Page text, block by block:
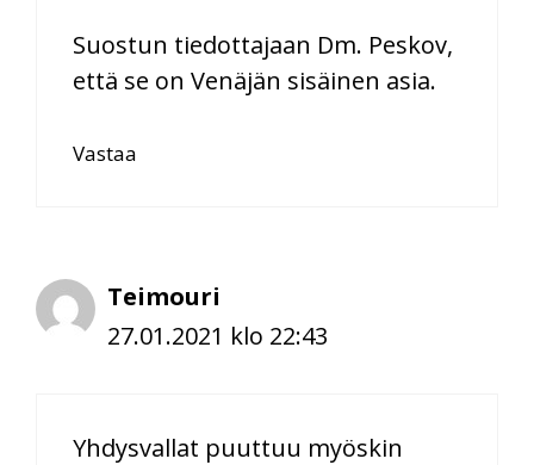
Suostun tiedottajaan Dm. Peskov,
että se on Venäjän sisäinen asia.
Vastaa
Teimouri
27.01.2021 klo 22:43
Yhdysvallat puuttuu myöskin